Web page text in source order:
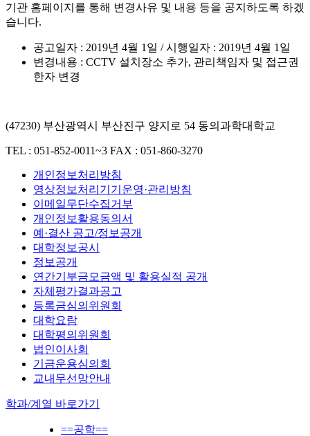
기관 홈페이지를 통해 변경사유 및 내용 등을 공지하도록 하겠
습니다.
공고일자 : 2019년 4월 1일 / 시행일자 : 2019년 4월 1일
변경내용 : CCTV 설치장소 추가, 관리책임자 및 접근권
한자 변경
(47230) 부산광역시 부산진구 양지로 54 동의과학대학교
TEL : 051-852-0011~3 FAX : 051-860-3270
개인정보처리방침
영상정보처리기기운영·관리방침
이메일무단수집거부
개인정보활용동의서
예·결산 공고/정보공개
대학정보공시
정보공개
연간기부금모금액 및 활용실적 공개
자체평가결과공고
등록금심의위원회
대학요람
대학평의위원회
법인이사회
기금운용심의회
교내무선망안내
학과/계열 바로가기
==공학==